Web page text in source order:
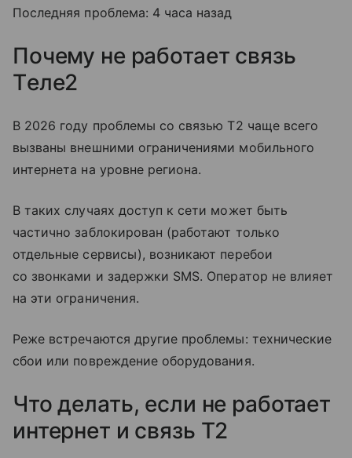
Последняя проблема: 4 часа назад
Почему не работает связь
Tеле2
В 2026 году проблемы со связью T2 чаще всего
вызваны внешними ограничениями мобильного
интернета на уровне региона.
В таких случаях доступ к сети может быть
частично заблокирован (работают только
отдельные сервисы), возникают перебои
со звонками и задержки SMS. Оператор не влияет
на эти ограничения.
Реже встречаются другие проблемы: технические
сбои или повреждение оборудования.
Что делать, если не работает
интернет и связь T2